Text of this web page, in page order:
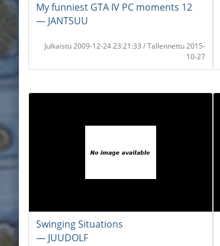
My funniest GTA IV PC moments 12
― JANTSUU
Julkaistu 2009-12-24 23:21:33 / Tallennettu 2015-
10-27
Swinging Situations
― JUUDOLF